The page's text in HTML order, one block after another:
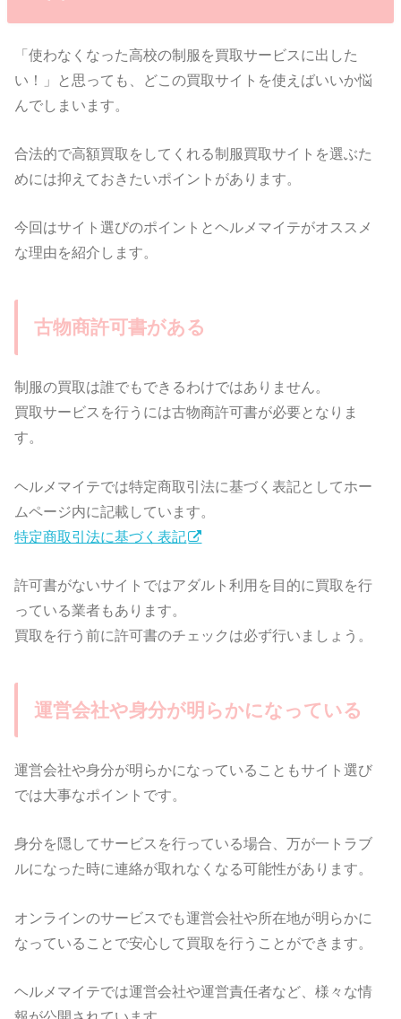
「使わなくなった高校の制服を買取サービスに出した
い！」と思っても、どこの買取サイトを使えばいいか悩
んでしまいます。
合法的で高額買取をしてくれる制服買取サイトを選ぶた
めには抑えておきたいポイントがあります。
今回はサイト選びのポイントとヘルメマイテがオススメ
な理由を紹介します。
古物商許可書がある
制服の買取は誰でもできるわけではありません。
買取サービスを行うには古物商許可書が必要となりま
す。
ヘルメマイテでは特定商取引法に基づく表記としてホー
ムページ内に記載しています。
特定商取引法に基づく表記
許可書がないサイトではアダルト利用を目的に買取を行
っている業者もあります。
買取を行う前に許可書のチェックは必ず行いましょう。
運営会社や身分が明らかになっている
運営会社や身分が明らかになっていることもサイト選び
では大事なポイントです。
身分を隠してサービスを行っている場合、万が一トラブ
ルになった時に連絡が取れなくなる可能性があります。
オンラインのサービスでも運営会社や所在地が明らかに
なっていることで安心して買取を行うことができます。
ヘルメマイテでは運営会社や運営責任者など、様々な情